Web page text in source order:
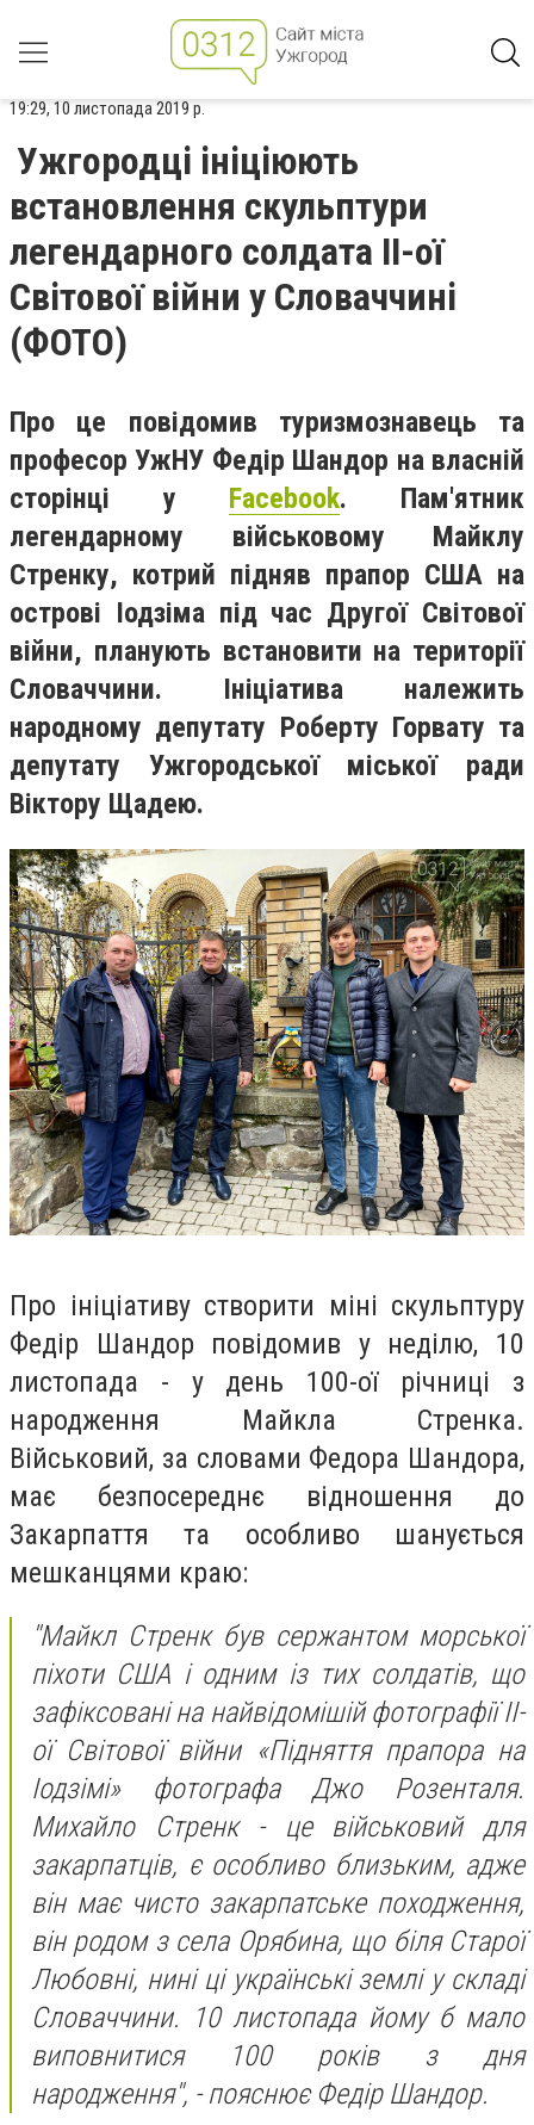
19:29, 10 листопада 2019 р.
Ужгородці ініціюють
встановлення скульптури
легендарного солдата ІІ-ої
Світової війни у Словаччині
(ФОТО)
Про це повідомив туризмознавець та
професор УжНУ Федір Шандор на власній
сторінці у Facebook. Пам'ятник
легендарному військовому Майклу
Стренку, котрий підняв прапор США на
острові Іодзіма під час Другої Світової
війни, планують встановити на території
Словаччини. Ініціатива належить
народному депутату Роберту Горвату та
депутату Ужгородської міської ради
Віктору Щадею.
Про ініціативу створити міні скульптуру
Федір Шандор повідомив у неділю, 10
листопада - у день 100-ої річниці з
народження Майкла Стренка.
Військовий, за словами Федора Шандора,
має безпосереднє відношення до
Закарпаття та особливо шанується
мешканцями краю:
"Майкл Стренк був сержантом морської
піхоти США і одним із тих солдатів, що
зафіксовані на найвідомішій фотографії ІІ-
ої Світової війни «Підняття прапора на
Іодзімі» фотографа Джо Розенталя.
Михайло Стренк - це військовий для
закарпатців, є особливо близьким, адже
він має чисто закарпатське походження,
він родом з села Орябина, що біля Старої
Любовні, нині ці українські землі у складі
Словаччини. 10 листопада йому б мало
виповнитися 100 років з дня
народження", - пояснює Федір Шандор.